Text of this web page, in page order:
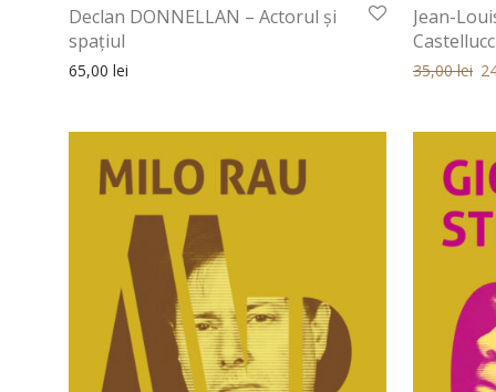
Declan DONNELLAN – Actorul și
spațiul
65,00 lei
Jean-
Prețul
35,00lei